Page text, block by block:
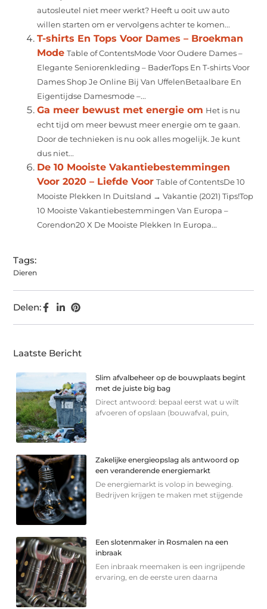
autosleutel niet meer werkt? Heeft u ooit uw auto
willen starten om er vervolgens achter te komen...
T-shirts En Tops Voor Dames – Broekman
Mode Table of ContentsMode Voor Oudere Dames –
Elegante Seniorenkleding – BaderTops En T-shirts Voor
Dames Shop Je Online Bij Van UffelenBetaalbare En
Eigentijdse Damesmode –...
Ga meer bewust met energie om Het is nu
echt tijd om meer bewust meer energie om te gaan.
Door de technieken is nu ook alles mogelijk. Je kunt
dus niet...
De 10 Mooiste Vakantiebestemmingen
Voor 2020 – Liefde Voor Table of ContentsDe 10
Mooiste Plekken In Duitsland → Vakantie (2021) Tips!Top
10 Mooiste Vakantiebestemmingen Van Europa –
Corendon20 X De Mooiste Plekken In Europa...
Tags:
Dieren
Delen:
Laatste Bericht
Slim afvalbeheer op de bouwplaats begint
met de juiste big bag
Direct antwoord: bepaal eerst wat u wilt
afvoeren of opslaan (bouwafval, puin,
Zakelijke energieopslag als antwoord op
een veranderende energiemarkt
De energiemarkt is volop in beweging.
Bedrijven krijgen te maken met stijgende
Een slotenmaker in Rosmalen na een
inbraak
Een inbraak meemaken is een ingrijpende
ervaring, en de eerste uren daarna